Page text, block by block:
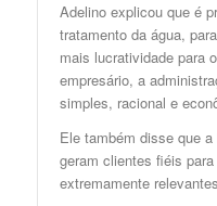
Adelino explicou que é
tratamento da água,
mais lucratividade para
empresário, a
simples, racional e
Ele também disse que
geram clientes fiéis
extremamente